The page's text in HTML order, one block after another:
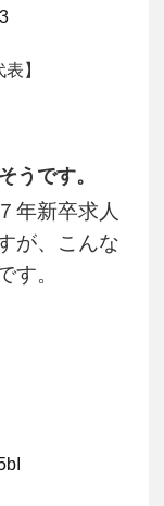
】
うです。
年新卒求人
が、こんな
す。